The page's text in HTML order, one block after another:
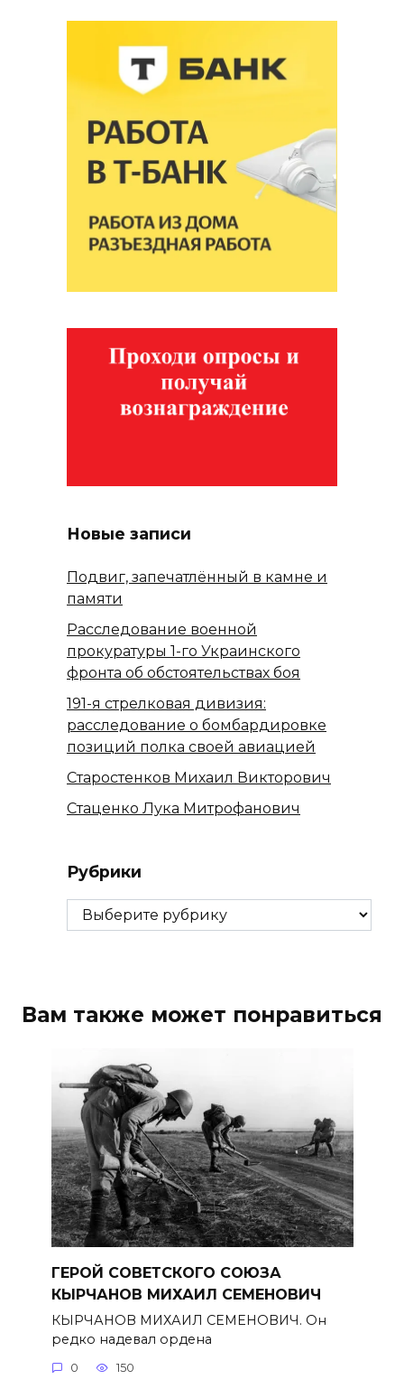
Новые записи
Подвиг, запечатлённый в камне и
памяти
Расследование военной
прокуратуры 1-го Украинского
фронта об обстоятельствах боя
191-я стрелковая дивизия:
расследование о бомбардировке
позиций полка своей авиацией
Старостенков Михаил Викторович
Стаценко Лука Митрофанович
Рубрики
Рубрики
Вам также может понравиться
ГЕРОЙ СОВЕТСКОГО СОЮЗА
КЫРЧАНОВ МИХАИЛ СЕМЕНОВИЧ
КЫРЧАНОВ МИХАИЛ СЕМЕНОВИЧ. Он
редко надевал ордена
0 150